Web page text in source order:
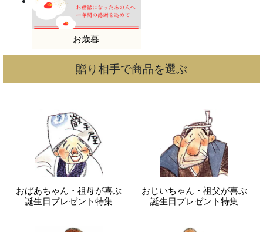
お歳暮
贈り相手で商品を選ぶ
おばあちゃん・祖母が喜ぶ
誕生日プレゼント特集
おじいちゃん・祖父が喜ぶ
誕生日プレゼント特集